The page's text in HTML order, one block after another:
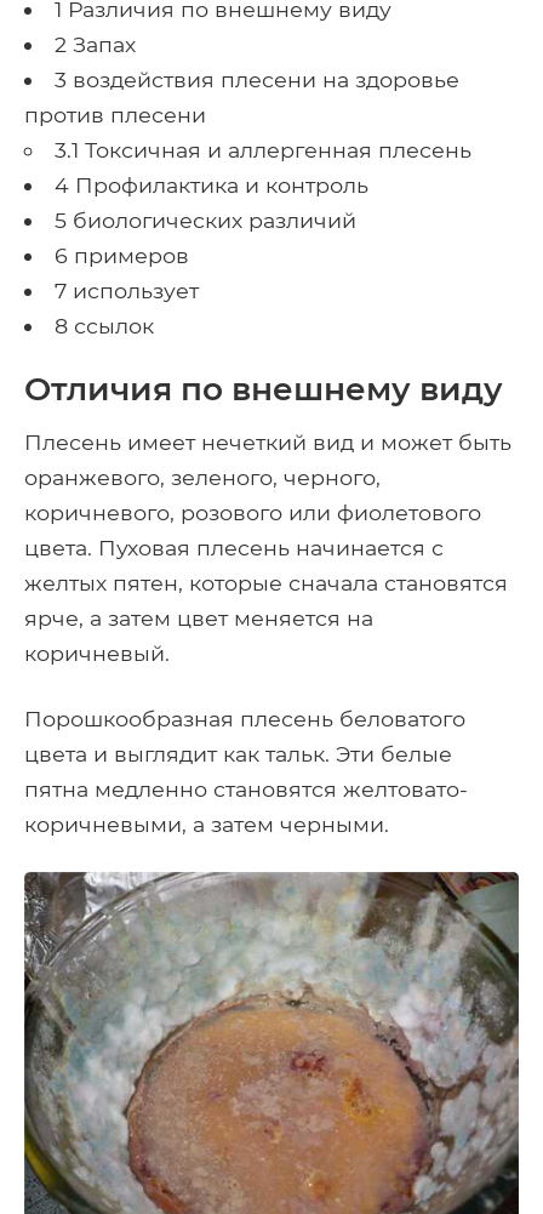
1 Различия по внешнему виду
2 Запах
3 воздействия плесени на здоровье
против плесени
3.1 Токсичная и аллергенная плесень
4 Профилактика и контроль
5 биологических различий
6 примеров
7 использует
8 ссылок
Отличия по внешнему виду
Плесень имеет нечеткий вид и может быть
оранжевого, зеленого, черного,
коричневого, розового или фиолетового
цвета. Пуховая плесень начинается с
желтых пятен, которые сначала становятся
ярче, а затем цвет меняется на
коричневый.
Порошкообразная плесень беловатого
цвета и выглядит как тальк. Эти белые
пятна медленно становятся желтовато-
коричневыми, а затем черными.